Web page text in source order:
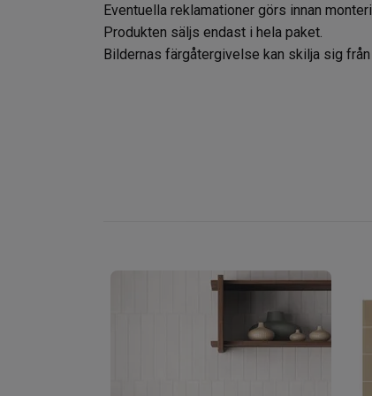
Eventuella reklamationer görs innan
Produkten säljs endast i hela paket.
Bildernas färgåtergivelse kan skilja sig